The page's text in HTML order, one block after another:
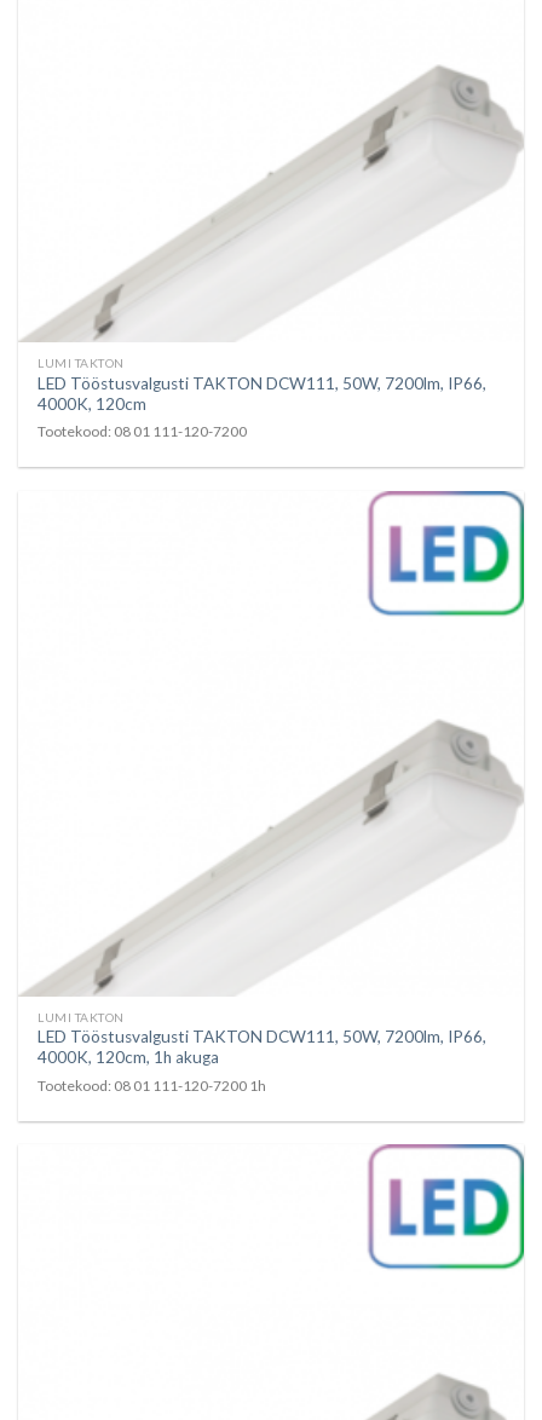
LUMI TAKTON
LED Tööstusvalgusti TAKTON DCW111, 50W, 7200lm, IP66,
4000K, 120cm
Tootekood: 08 01 111-120-7200
LUMI TAKTON
LED Tööstusvalgusti TAKTON DCW111, 50W, 7200lm, IP66,
4000K, 120cm, 1h akuga
Tootekood: 08 01 111-120-7200 1h